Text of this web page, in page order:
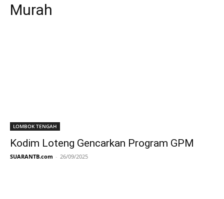
Murah
LOMBOK TENGAH
Kodim Loteng Gencarkan Program GPM
SUARANTB.com - 26/09/2025